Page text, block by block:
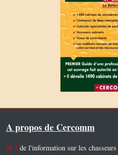
A propos de Cercomm
N°1 de l'information sur les chasseurs